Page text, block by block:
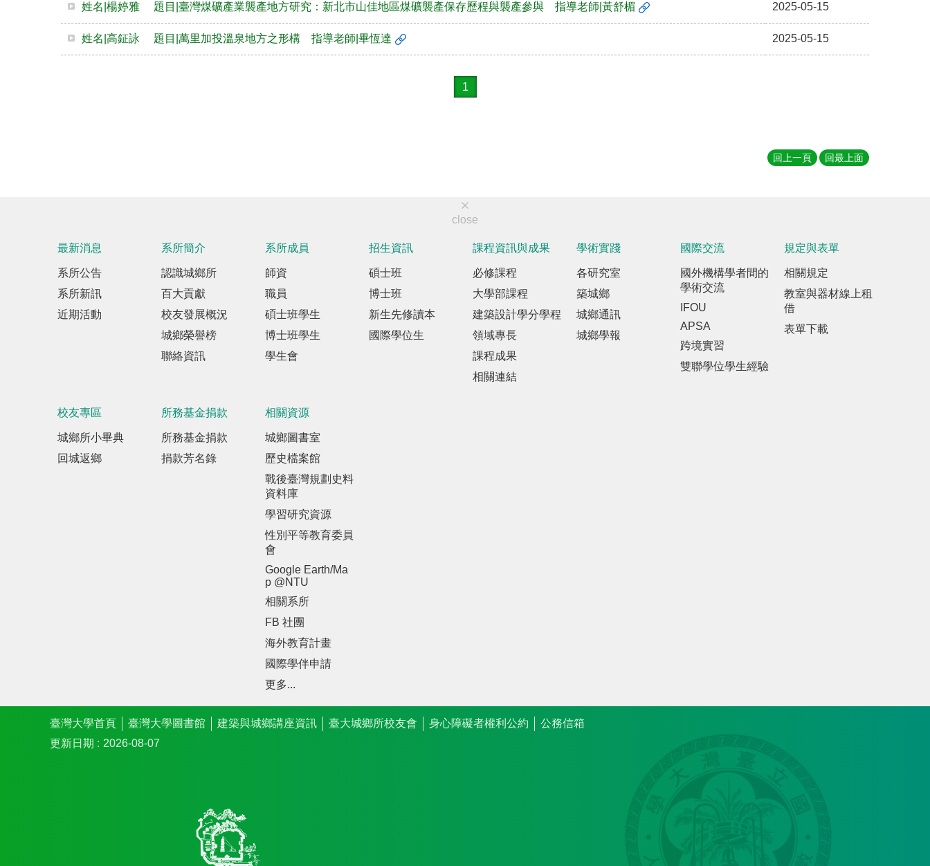
姓名|楊婷雅 題目|臺灣煤礦產業襲產地方研究：新北市山佳地區煤礦襲產保存歷程與襲產參與 指導老師|黃舒楣 2025-05-15
姓名|高鉦詠 題目|萬里加投溫泉地方之形構 指導老師|畢恆達 2025-05-15
1
回上一頁 回最上面
close
最新消息
系所公告
系所新訊
近期活動
系所簡介
認識城鄉所
百大貢獻
校友發展概況
城鄉榮譽榜
聯絡資訊
系所成員
師資
職員
碩士班學生
博士班學生
學生會
招生資訊
碩士班
博士班
新生先修讀本
國際學位生
課程資訊與成果
必修課程
大學部課程
建築設計學分學程
領域專長
課程成果
相關連結
學術實踐
各研究室
築城鄉
城鄉通訊
城鄉學報
國際交流
國外機構學者間的
學術交流
IFOU
APSA
跨境實習
雙聯學位學生經驗
規定與表單
相關規定
教室與器材線上租
借
表單下載
校友專區
城鄉所小畢典
回城返鄉
所務基金捐款
所務基金捐款
捐款芳名錄
相關資源
城鄉圖書室
歷史檔案館
戰後臺灣規劃史料
資料庫
學習研究資源
性別平等教育委員
會
Google Earth/Ma
p @NTU
相關系所
FB 社團
海外教育計畫
國際學伴申請
更多...
臺灣大學首頁 臺灣大學圖書館 建築與城鄉講座資訊 臺大城鄉所校友會 身心障礙者權利公約
公務信箱
更新日期
2026-08-07